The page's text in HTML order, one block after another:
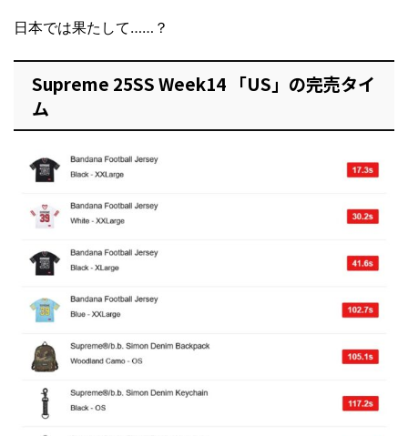
日本では果たして……？
Supreme 25SS Week14 「US」の完売タイ
ム